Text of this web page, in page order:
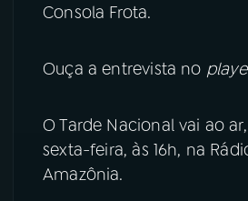
FESTIVAL DE MÚSICA
Consola Frota.
Ouça a entrevista no
O Tarde Nacional vai ao
sexta-feira, às 16h, na
Amazônia.